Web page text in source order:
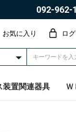
092-962-
お気に入り ロ
装置関連器具 Ｗ